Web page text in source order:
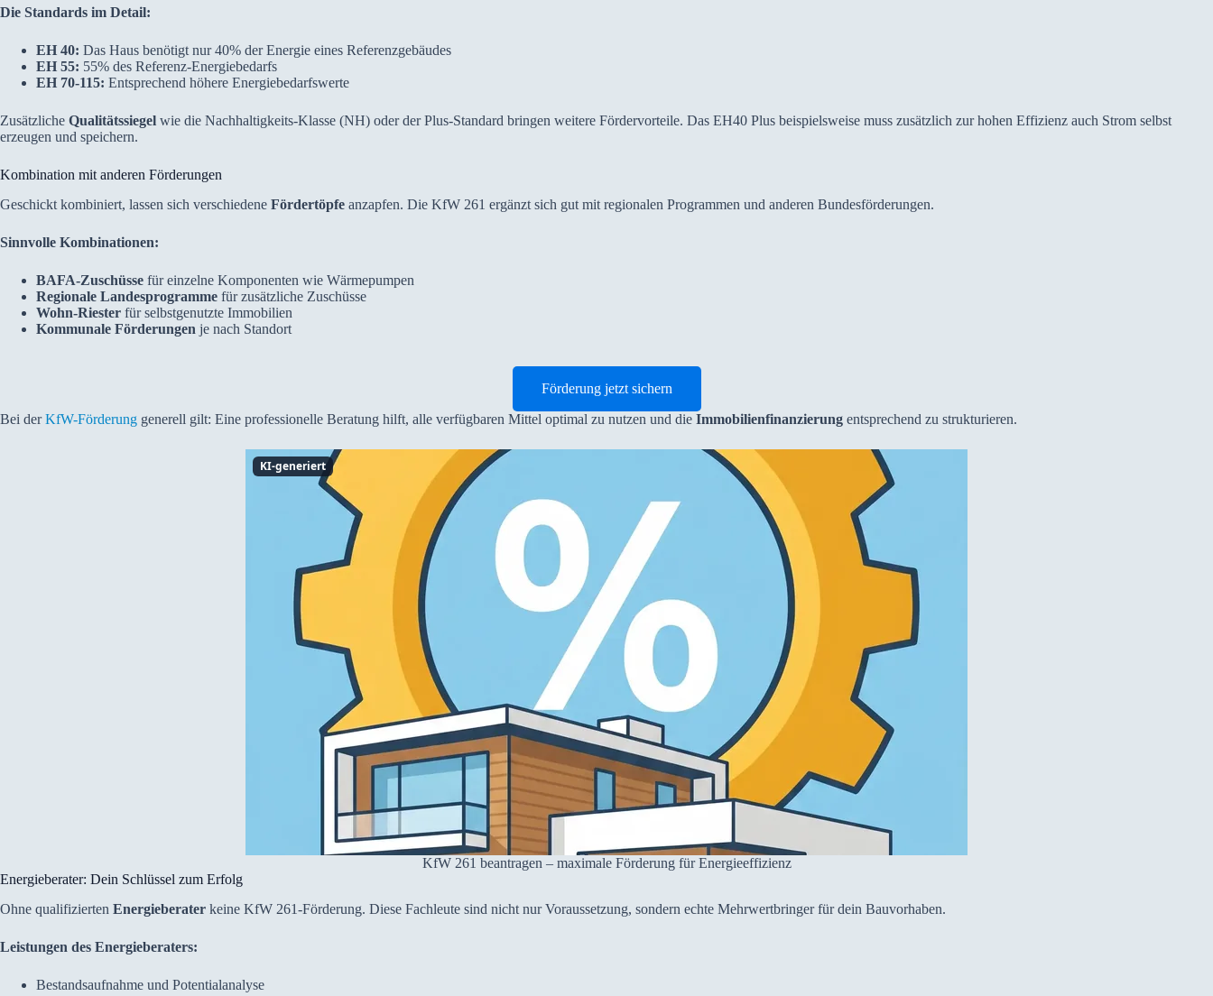
Die Standards im Detail:
EH 40: Das Haus benötigt nur 40% der Energie eines Referenzgebäudes
EH 55: 55% des Referenz-Energiebedarfs
EH 70-115: Entsprechend höhere Energiebedarfswerte
Zusätzliche Qualitätssiegel wie die Nachhaltigkeits-Klasse (NH) oder der Plus-Standard bringen weitere Fördervorteile. Das EH40 Plus beispielsweise muss zusätzlich zur hohen Effizienz auch Strom selbst
erzeugen und speichern.
Kombination mit anderen Förderungen
Geschickt kombiniert, lassen sich verschiedene Fördertöpfe anzapfen. Die KfW 261 ergänzt sich gut mit regionalen Programmen und anderen Bundesförderungen.
Sinnvolle Kombinationen:
BAFA-Zuschüsse für einzelne Komponenten wie Wärmepumpen
Regionale Landesprogramme für zusätzliche Zuschüsse
Wohn-Riester für selbstgenutzte Immobilien
Kommunale Förderungen je nach Standort
Förderung jetzt sichern
Bei derKfW-Förderung generell gilt: Eine professionelle Beratung hilft, alle verfügbaren Mittel optimal zu nutzen und die Immobilienfinanzierung entsprechend zu strukturieren.
KI-generiert
KfW 261 beantragen – maximale Förderung für Energieeffizienz
Energieberater: Dein Schlüssel zum Erfolg
Ohne qualifizierten Energieberater keine KfW 261-Förderung. Diese Fachleute sind nicht nur Voraussetzung, sondern echte Mehrwertbringer für dein Bauvorhaben.
Leistungen des Energieberaters:
Bestandsaufnahme und Potentialanalyse